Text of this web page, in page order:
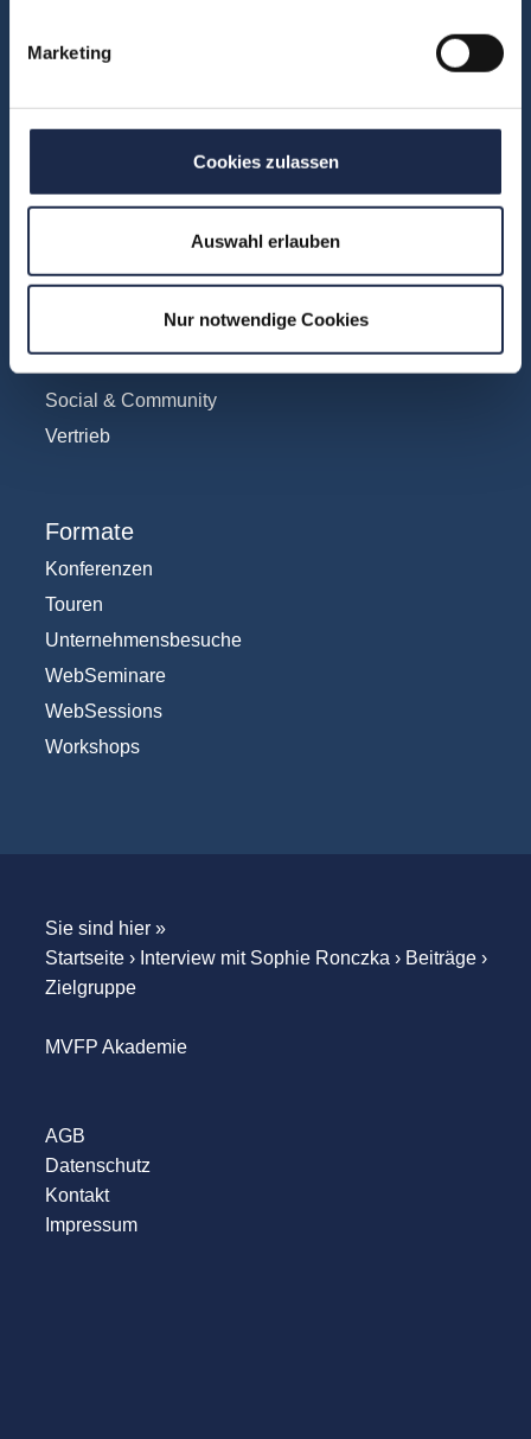
Marketing
Cookies zulassen
Auswahl erlauben
Nur notwendige Cookies
Abo & Subscription
KI
Social & Community
Vertrieb
Formate
Konferenzen
Touren
Unternehmensbesuche
WebSeminare
WebSessions
Workshops
Sie sind hier »
Startseite› Interview mit Sophie Ronczka › Beiträge›
Zielgruppe
MVFP Akademie
AGB
Datenschutz
Kontakt
Impressum